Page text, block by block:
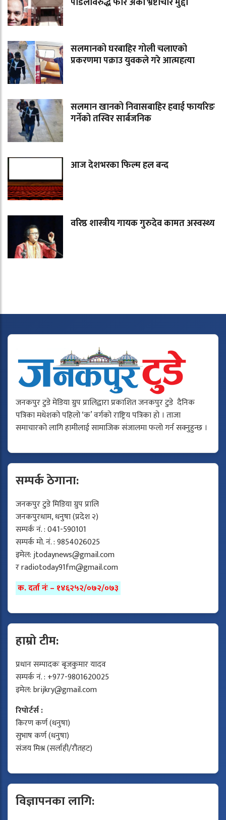
सलमानको घरबाहिर गोली चलाएको
प्रकरणमा पक्राउ युवकले गरे आत्महत्या
सलमान खानको निवासबाहिर हवाई फायरिङ
गर्नेको तस्विर सार्बजनिक
आज देशभरका फिल्म हल बन्द
वरिष्ठ शास्त्रीय गायक गुरुदेव कामत अस्वस्थ्य
जनकपुर टुडे मेडिया ग्रुप प्रालिद्वारा प्रकाशित जनकपुर टुडे दैनिक
पत्रिका मधेशको पहिलो ‘क’ वर्गको राष्ट्रिय पत्रिका हो । ताजा
समाचारको लागि हामीलाई सामाजिक संजालमा फलो गर्न सक्नुहुन्छ ।
सम्पर्क ठेगाना:
जनकपुर टुडे मिडिया ग्रुप प्रालि
जनकपुरधाम, धनुषा (प्रदेश २)
सम्पर्क नं. : 041-590101
सम्पर्क मो. नं. : 9854026025
इमेल:jtodaynews@gmail.com
रradiotoday91fm@gmail.com
क. दर्ता नंः – १४६२५२/०७२/०७३
हाम्रो टीम:
प्रधान सम्पादकः बृजकुमार यादव
सम्पर्क नं. : +977-9801620025
इमेल:brijkry@gmail.com
रिपोर्टर्स :
किरण कर्ण (धनुषा)
सुभाष कर्ण (धनुषा)
संजय मिश्र (सर्लाही/रौतहट)
विज्ञापनका लागि: